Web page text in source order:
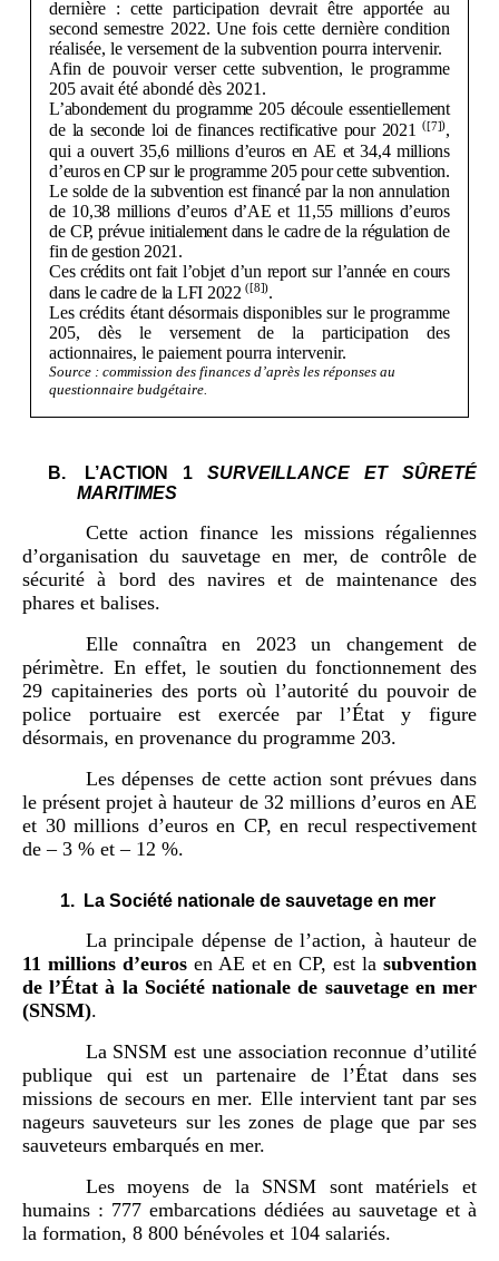
dernière : cette participation devrait être apportée au
second semestre 2022. Une fois cette dernière condition
réalisée, le versement de la subvention pourra intervenir.
Afin de pouvoir verser cette subvention, le programme
205 avait été abondé dès 2021.
L’abondement du programme 205 découle essentiellement
de la seconde loi de finances rectificative pour 2021 ([7]),
qui a ouvert 35,6 millions d’euros en AE et 34,4 millions
d’euros en CP sur le programme 205 pour cette subvention.
Le solde de la subvention est financé par la non annulation
de 10,38 millions d’euros d’AE et 11,55 millions d’euros
de CP, prévue initialement dans le cadre de la régulation de
fin de gestion 2021.
Ces crédits ont fait l’objet d’un report sur l’année en cours
dans le cadre de la LFI 2022 ([8]).
Les crédits étant désormais disponibles sur le programme
205, dès le versement de la participation des
actionnaires, le paiement pourra intervenir.
Source : commission des finances d’après les réponses au
questionnaire budgétaire.
B. L’ACTION 1SURVEILLANCE ET SÛRETÉ
MARITIMES
Cette action finance les missions régaliennes
d’organisation du sauvetage en mer, de contrôle de
sécurité à bord des navires et de maintenance des
phares et balises.
Elle connaîtra en 2023 un changement de
périmètre. En effet, le soutien du fonctionnement des
29 capitaineries des ports où l’autorité du pouvoir de
police portuaire est exercée par l’État y figure
désormais, en provenance du programme 203.
Les dépenses de cette action sont prévues dans
le présent projet à hauteur de 32 millions d’euros en AE
et 30 millions d’euros en CP, en recul respectivement
de – 3 % et – 12 %.
1. La Société nationale de sauvetage en mer
La principale dépense de l’action, à hauteur de
11 millions d’euros en AE et en CP, est la subvention
de l’État à la Société nationale de sauvetage en mer
(SNSM).
La SNSM est une association reconnue d’utilité
publique qui est un partenaire de l’État dans ses
missions de secours en mer. Elle intervient tant par ses
nageurs sauveteurs sur les zones de plage que par ses
sauveteurs embarqués en mer.
Les moyens de la SNSM sont matériels et
humains : 777 embarcations dédiées au sauvetage et à
la formation, 8 800 bénévoles et 104 salariés.